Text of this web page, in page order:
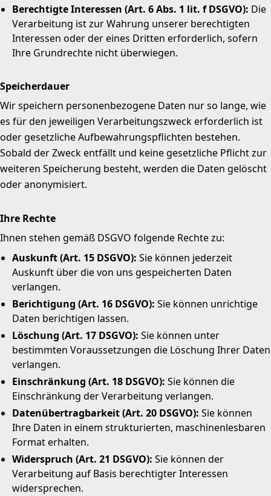
Berechtigte Interessen (Art. 6 Abs. 1 lit. f DSGVO): Die
Verarbeitung ist zur Wahrung unserer berechtigten
Interessen oder der eines Dritten erforderlich, sofern
Ihre Grundrechte nicht überwiegen.
Speicherdauer
Wir speichern personenbezogene Daten nur so lange, wie
es für den jeweiligen Verarbeitungszweck erforderlich ist
oder gesetzliche Aufbewahrungspflichten bestehen.
Sobald der Zweck entfällt und keine gesetzliche Pflicht zur
weiteren Speicherung besteht, werden die Daten gelöscht
oder anonymisiert.
Ihre Rechte
Ihnen stehen gemäß DSGVO folgende Rechte zu:
Auskunft (Art. 15 DSGVO): Sie können jederzeit
Auskunft über die von uns gespeicherten Daten
verlangen.
Berichtigung (Art. 16 DSGVO): Sie können unrichtige
Daten berichtigen lassen.
Löschung (Art. 17 DSGVO): Sie können unter
bestimmten Voraussetzungen die Löschung Ihrer Daten
verlangen.
Einschränkung (Art. 18 DSGVO): Sie können die
Einschränkung der Verarbeitung verlangen.
Datenübertragbarkeit (Art. 20 DSGVO): Sie können
Ihre Daten in einem strukturierten, maschinenlesbaren
Format erhalten.
Widerspruch (Art. 21 DSGVO): Sie können der
Verarbeitung auf Basis berechtigter Interessen
widersprechen.